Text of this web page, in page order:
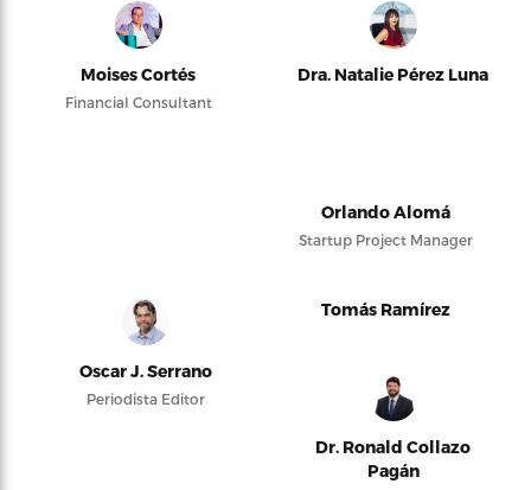
Moises Cortés
Financial Consultant
Dra. Natalie Pérez Luna
Orlando Alomá
Startup Project Manager
Oscar J. Serrano
Periodista Editor
Tomás Ramírez
Dr. Ronald Collazo
Pagán